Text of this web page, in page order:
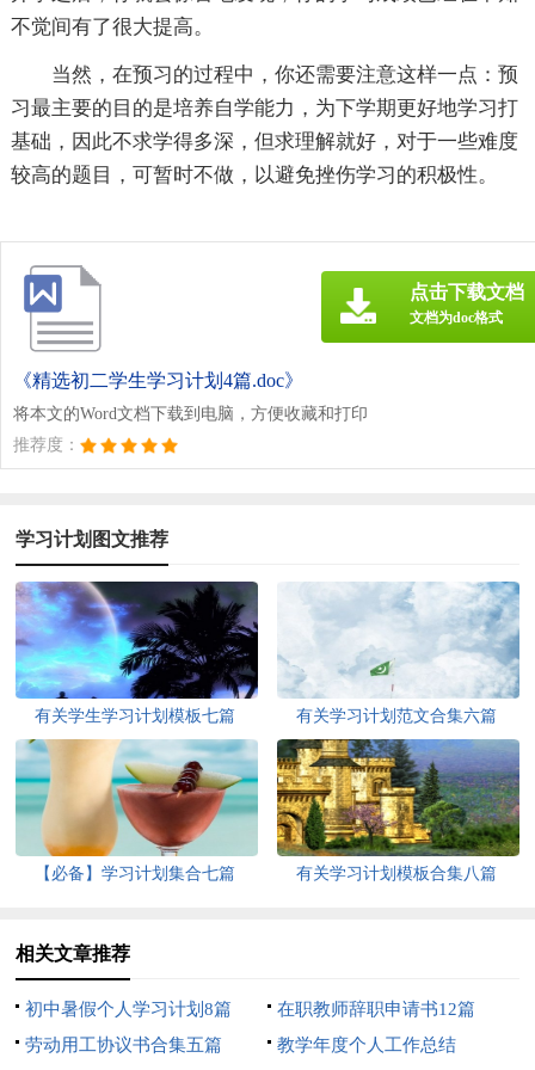
不觉间有了很大提高。
当然，在预习的过程中，你还需要注意这样一点：预
习最主要的目的是培养自学能力，为下学期更好地学习打
基础，因此不求学得多深，但求理解就好，对于一些难度
较高的题目，可暂时不做，以避免挫伤学习的积极性。
《精选初二学生学习计划4篇.doc》
将本文的Word文档下载到电脑，方便收藏和打印
推荐度：
点击下载文档
文档为doc格式
学习计划图文推荐
有关学生学习计划模板七篇 有关学习计划范文合集六篇
【必备】学习计划集合七篇 有关学习计划模板合集八篇
相关文章推荐
初中暑假个人学习计划8篇
在职教师辞职申请书12篇
劳动用工协议书合集五篇
教学年度个人工作总结